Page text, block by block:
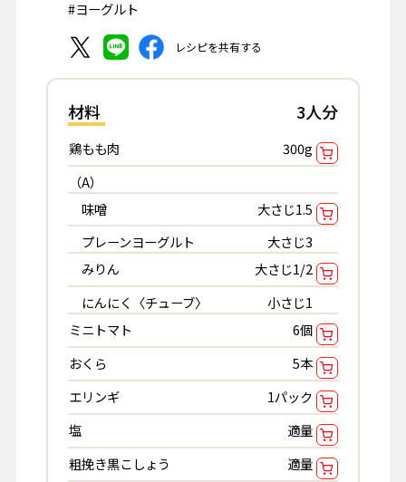
#ヨーグルト
レシピを共有する
材料 3人分
鶏もも肉
300g
（A）
味噌
大さじ1.5
プレーンヨーグルト
大さじ3
みりん
大さじ1/2
にんにく〈チューブ〉
小さじ1
ミニトマト
6個
おくら
5本
エリンギ
1パック
塩
適量
粗挽き黒こしょう
適量